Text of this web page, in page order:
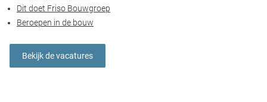
Dit doet Friso Bouwgroep
Beroepen in de bouw
Bekijk de vacatures